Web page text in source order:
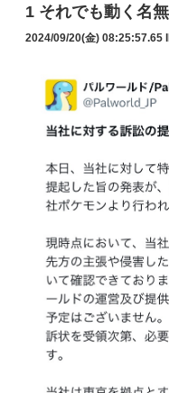
1 それでも動く名
2024/09/20(金) 08:25:57.65